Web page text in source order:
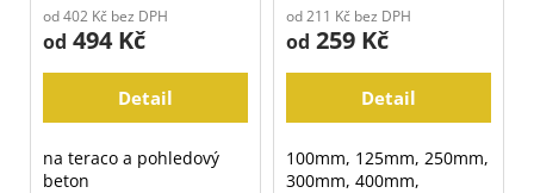
od 402 Kč bez DPH
od 494 Kč
Detail
na teraco a pohledový
beton
od 211 Kč bez DPH
od 259 Kč
Detail
100mm, 125mm, 250mm,
300mm, 400mm,